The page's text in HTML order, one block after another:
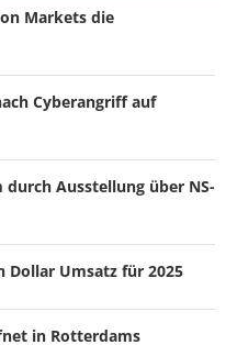
Markets die
Cyberangriff auf
Ausstellung über NS-
Dollar Umsatz für 2025
in Rotterdams